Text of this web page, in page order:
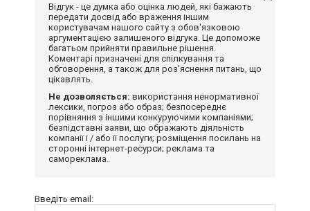
Відгук - це думка або оцінка людей, які бажають
передати досвід або враження іншим
користувачам нашого сайту з обов'язковою
аргументацією залишеного відгука. Це допоможе
багатьом прийняти правильне рішення.
Коментарі призначені для спілкування та
обговорення, а також для роз'яснення питань, що
цікавлять.
Не дозволяється: використання ненормативної
лексики, погроз або образ; безпосереднє
порівняння з іншими конкуруючими компаніями;
безпідставні заяви, що ображають діяльність
компанії і / або її послуги; розміщення посилань на
сторонні інтернет-ресурси; реклама та
самореклама.
Введіть email: